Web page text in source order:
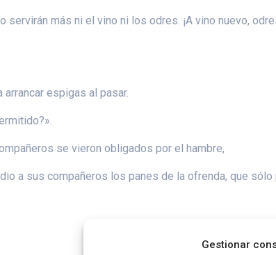
Gestionar
más ni el vino ni los odres. ¡A vino nuevo,
espigas al pasar.
se vieron obligados por el hambre,
a sus compañeros los panes de la ofrenda, que